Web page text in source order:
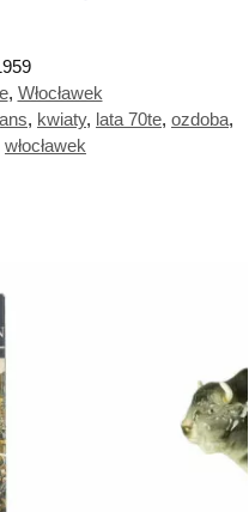
, Włocławek
, kwiaty, lata 70te, ozdoba,
włocławek